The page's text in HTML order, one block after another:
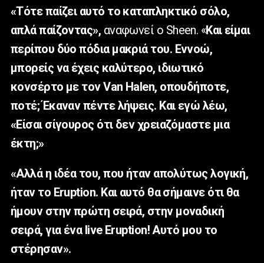
«Τότε παίζει αυτό το καταπληκτικό σόλο,
απλά παίζοντας», αναφωνεί ο Sheen. «Και είμαι
περίπου δύο πόδια μακριά του. Εννοώ,
μπορείς να έχεις καλύτερο, ιδιωτικό
κονσέρτο με τον Van Halen, οπουδήποτε,
ποτέ; Έκαναν πέντε λήψεις. Και εγώ λέω,
«Είσαι σίγουρος ότι δεν χρειαζόμαστε μια
έκτη;»
«Αλλά η ιδέα του, που ήταν απολύτως λογική,
ήταν το Eruption. Και αυτό θα σήμαινε ότι θα
ήμουν στην πρώτη σειρά, στην μοναδική
σειρά, για ένα live Eruption! Αυτό μου το
στέρησαν».